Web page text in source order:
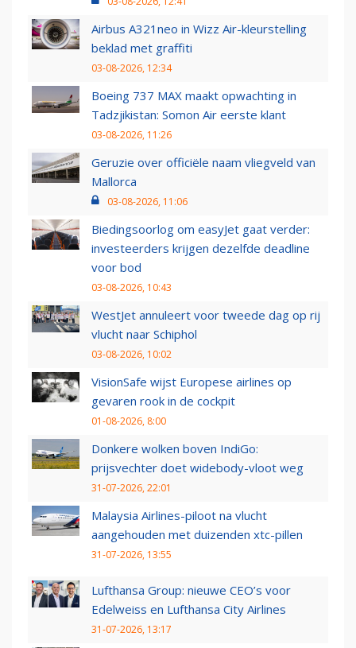
Airbus A321neo in Wizz Air-kleurstelling
beklad met graffiti
03-08-2026, 12:34
Boeing 737 MAX maakt opwachting in
Tadzjikistan: Somon Air eerste klant
03-08-2026, 11:26
Geruzie over officiële naam vliegveld van
Mallorca
03-08-2026, 11:06
Biedingsoorlog om easyJet gaat verder:
investeerders krijgen dezelfde deadline
voor bod
03-08-2026, 10:43
WestJet annuleert voor tweede dag op rij
vlucht naar Schiphol
03-08-2026, 10:02
VisionSafe wijst Europese airlines op
gevaren rook in de cockpit
01-08-2026, 8:00
Donkere wolken boven IndiGo:
prijsvechter doet widebody-vloot weg
31-07-2026, 22:01
Malaysia Airlines-piloot na vlucht
aangehouden met duizenden xtc-pillen
31-07-2026, 13:55
Lufthansa Group: nieuwe CEO’s voor
Edelweiss en Lufthansa City Airlines
31-07-2026, 13:17